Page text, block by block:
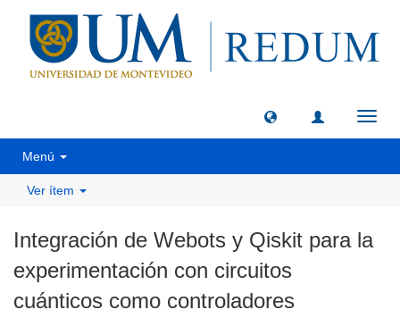
Menú
Ver ítem
Integración de Webots y Qiskit para la
experimentación con circuitos
cuánticos como controladores